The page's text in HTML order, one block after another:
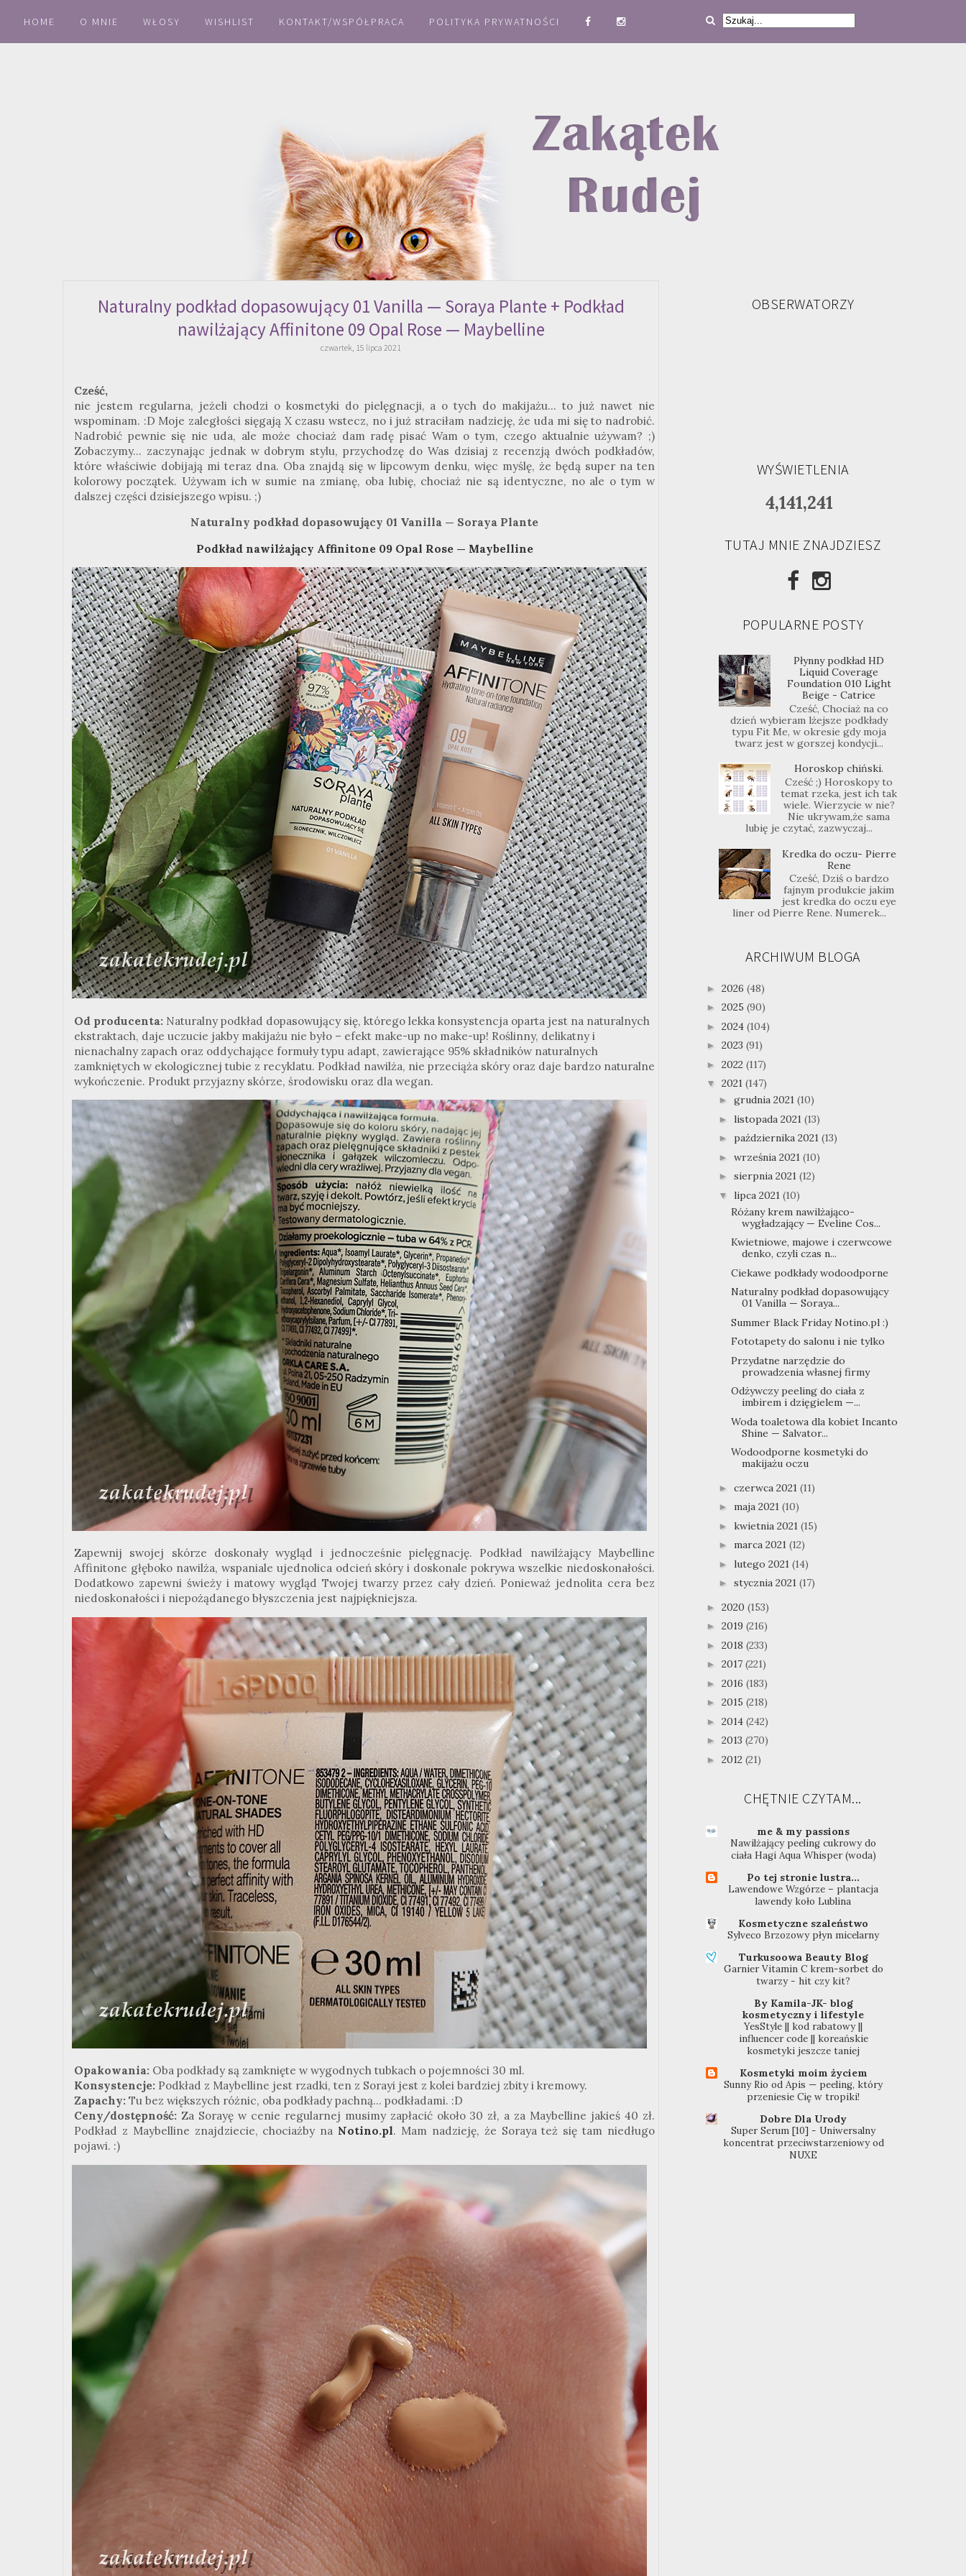
HOME O MNIE WŁOSY WISHLIST KONTAKT/WSPÓŁPRACA POLITYKA PRYWATNOŚCI
Naturalny podkład dopasowujący 01 Vanilla — Soraya Plante + Podkład
nawilżający Affinitone 09 Opal Rose — Maybelline
czwartek, 15 lipca 2021
Cześć,
nie jestem regularna, jeżeli chodzi o kosmetyki do pielęgnacji, a o tych do makijażu... to już nawet nie
wspominam. :D Moje zaległości sięgają X czasu wstecz, no i już straciłam nadzieję, że uda mi się to nadrobić.
Nadrobić pewnie się nie uda, ale może chociaż dam radę pisać Wam o tym, czego aktualnie używam? ;)
Zobaczymy... zaczynając jednak w dobrym stylu, przychodzę do Was dzisiaj z recenzją dwóch podkładów,
które właściwie dobijają mi teraz dna. Oba znajdą się w lipcowym denku, więc myślę, że będą super na ten
kolorowy początek. Używam ich w sumie na zmianę, oba lubię, chociaż nie są identyczne, no ale o tym w
dalszej części dzisiejszego wpisu. ;)
Naturalny podkład dopasowujący 01 Vanilla — Soraya Plante
Podkład nawilżający Affinitone 09 Opal Rose — Maybelline
Od producenta: Naturalny podkład dopasowujący się, którego lekka konsystencja oparta jest na naturalnych
ekstraktach, daje uczucie jakby makijażu nie było – efekt make-up no make-up! Roślinny, delikatny i
nienachalny zapach oraz oddychające formuły typu adapt, zawierające 95% składników naturalnych
zamkniętych w ekologicznej tubie z recyklatu. Podkład nawilża, nie przeciąża skóry oraz daje bardzo naturalne
wykończenie. Produkt przyjazny skórze, środowisku oraz dla wegan.
Zapewnij swojej skórze doskonały wygląd i jednocześnie pielęgnację. Podkład nawilżający Maybelline
Affinitone głęboko nawilża, wspaniale ujednolica odcień skóry i doskonale pokrywa wszelkie niedoskonałości.
Dodatkowo zapewni świeży i matowy wygląd Twojej twarzy przez cały dzień. Ponieważ jednolita cera bez
niedoskonałości i niepożądanego błyszczenia jest najpiękniejsza.
Opakowania: Oba podkłady są zamknięte w wygodnych tubkach o pojemności 30 ml.
Konsystencje: Podkład z Maybelline jest rzadki, ten z Sorayi jest z kolei bardziej zbity i kremowy.
Zapachy: Tu bez większych różnic, oba podkłady pachną... podkładami. :D
Ceny/dostępność: Za Sorayę w cenie regularnej musimy zapłacić około 30 zł, a za Maybelline jakieś 40 zł.
Podkład z Maybelline znajdziecie, chociażby na Notino.pl. Mam nadzieję, że Soraya też się tam niedługo
pojawi. :)
OBSERWATORZY
WYŚWIETLENIA
4,141,241
TUTAJ MNIE ZNAJDZIESZ
POPULARNE POSTY
Płynny podkład HD
Liquid Coverage
Foundation 010 Light
Beige - Catrice
Cześć, Chociaż na co
dzień wybieram lżejsze podkłady
typu Fit Me, w okresie gdy moja
twarz jest w gorszej kondycji...
Horoskop chiński.
Cześć ;) Horoskopy to
temat rzeka, jest ich tak
wiele. Wierzycie w nie?
Nie ukrywam,że sama
lubię je czytać, zazwyczaj...
Kredka do oczu- Pierre
Rene
Cześć, Dziś o bardzo
fajnym produkcie jakim
jest kredka do oczu eye
liner od Pierre Rene. Numerek...
ARCHIWUM BLOGA
► 2026 (48)
► 2025 (90)
► 2024 (104)
► 2023 (91)
► 2022 (117)
▼ 2021 (147)
► grudnia 2021 (10)
► listopada 2021 (13)
► października 2021 (13)
► września 2021 (10)
► sierpnia 2021 (12)
▼ lipca 2021 (10)
Różany krem nawilżająco-
wygładzający — Eveline Cos...
Kwietniowe, majowe i czerwcowe
denko, czyli czas n...
Ciekawe podkłady wodoodporne
Naturalny podkład dopasowujący
01 Vanilla — Soraya...
Summer Black Friday Notino.pl :)
Fototapety do salonu i nie tylko
Przydatne narzędzie do
prowadzenia własnej firmy
Odżywczy peeling do ciała z
imbirem i dzięgielem —...
Woda toaletowa dla kobiet Incanto
Shine — Salvator...
Wodoodporne kosmetyki do
makijażu oczu
► czerwca 2021 (11)
► maja 2021 (10)
► kwietnia 2021 (15)
► marca 2021 (12)
► lutego 2021 (14)
► stycznia 2021 (17)
► 2020 (153)
► 2019 (216)
► 2018 (233)
► 2017 (221)
► 2016 (183)
► 2015 (218)
► 2014 (242)
► 2013 (270)
► 2012 (21)
CHĘTNIE CZYTAM...
me & my passions
Nawilżający peeling cukrowy do
ciała Hagi Aqua Whisper (woda)
Po tej stronie lustra...
Lawendowe Wzgórze – plantacja
lawendy koło Lublina
Kosmetyczne szaleństwo
Sylveco Brzozowy płyn micelarny
Turkusoowa Beauty Blog
Garnier Vitamin C krem-sorbet do
twarzy - hit czy kit?
By Kamila-JK- blog
kosmetyczny i lifestyle
YesStyle || kod rabatowy ||
influencer code || koreańskie
kosmetyki jeszcze taniej
Kosmetyki moim życiem
Sunny Rio od Apis — peeling, który
przeniesie Cię w tropiki!
Dobre Dla Urody
Super Serum [10] - Uniwersalny
koncentrat przeciwstarzeniowy od
NUXE